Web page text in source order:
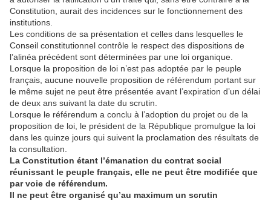
Constitution, aurait des incidences sur le fonctionnement des
institutions.
Les conditions de sa présentation et celles dans lesquelles le
Conseil constitutionnel contrôle le respect des dispositions de
l’alinéa précédent sont déterminées par une loi organique.
Lorsque la proposition de loi n’est pas adoptée par le peuple
français, aucune nouvelle proposition de référendum portant sur
le même sujet ne peut être présentée avant l’expiration d’un délai
de deux ans suivant la date du scrutin.
Lorsque le référendum a conclu à l’adoption du projet ou de la
proposition de loi, le président de la République promulgue la loi
dans les quinze jours qui suivent la proclamation des résultats de
la consultation.
La Constitution étant l’émanation du contrat social
réunissant le peuple français, elle ne peut être modifiée que
par voie de référendum.
Il ne peut être organisé qu’au maximum un scrutin